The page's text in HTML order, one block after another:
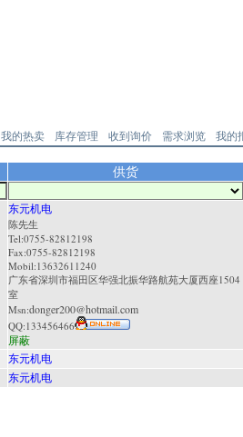
我的热卖 库存管理 收到询价 需求浏览 我的
供货
东元机电
陈先生
Tel:0755-82812198
Fax:0755-82812198
Mobil:13632611240
广东省深圳市福田区华强北振华路航苑大厦西座1504
室
Msn:donger200@hotmail.com
QQ: 133456466
屏蔽
东元机电
东元机电